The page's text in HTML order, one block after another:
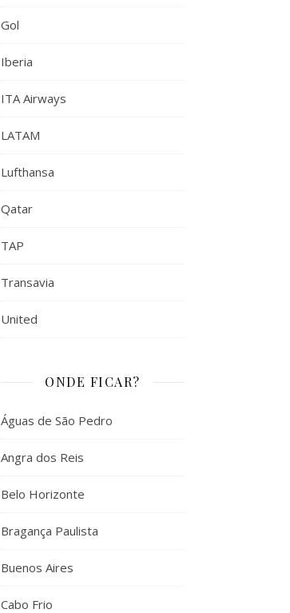
Gol
Iberia
ITA Airways
LATAM
Lufthansa
Qatar
TAP
Transavia
United
ONDE FICAR?
Águas de São Pedro
Angra dos Reis
Belo Horizonte
Bragança Paulista
Buenos Aires
Cabo Frio